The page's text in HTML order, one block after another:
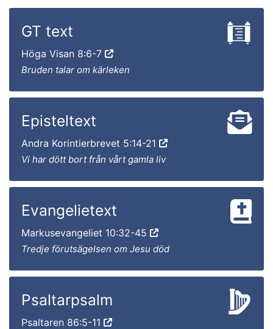
GT text
Höga Visan 8:6-7
Bruden talar om kärleken
Episteltext
Andra Korintierbrevet 5:14-21
Vi har dött bort från vårt gamla liv
Evangelietext
Markusevangeliet 10:32-45
Tredje förutsägelsen om Jesu död
Psaltarpsalm
Psaltaren 86:5-11